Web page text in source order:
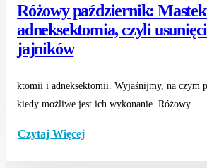
Różowy październik:
adneksektomia, czyli
jajników
ktomii i adneksektomii. Wyjaśnijmy, na czym
kiedy możliwe jest ich wykonanie. Różowy...
Czytaj Więcej